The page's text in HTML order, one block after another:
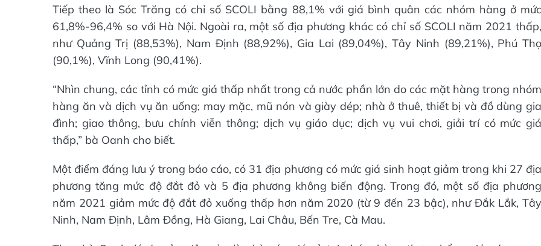
Tiếp theo là Sóc Trăng có chỉ số SCOLI bằng 88,1% với giá bình quân các nhóm hàng ở mức
61,8%-96,4% so với Hà Nội. Ngoài ra, một số địa phương khác có chỉ số SCOLI năm 2021 thấp,
như Quảng Trị (88,53%), Nam Định (88,92%), Gia Lai (89,04%), Tây Ninh (89,21%), Phú Thọ
(90,1%), Vĩnh Long (90,41%).
“Nhìn chung, các tỉnh có mức giá thấp nhất trong cả nước phần lớn do các mặt hàng trong nhóm
hàng ăn và dịch vụ ăn uống; may mặc, mũ nón và giày dép; nhà ở thuê, thiết bị và đồ dùng gia
đình; giao thông, bưu chính viễn thông; dịch vụ giáo dục; dịch vụ vui chơi, giải trí có mức giá
thấp,” bà Oanh cho biết.
Một điểm đáng lưu ý trong báo cáo, có 31 địa phương có mức giá sinh hoạt giảm trong khi 27 địa
phương tăng mức độ đắt đỏ và 5 địa phương không biến động. Trong đó, một số địa phương
năm 2021 giảm mức độ đắt đỏ xuống thấp hơn năm 2020 (từ 9 đến 23 bậc), như Đắk Lắk, Tây
Ninh, Nam Định, Lâm Đồng, Hà Giang, Lai Châu, Bến Tre, Cà Mau.